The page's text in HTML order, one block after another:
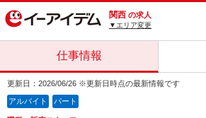
関西 の求人
▼エリア変更
仕事情報
更新日：2026/06/26 ※更新日時点の最新情報です
アルバイト パート